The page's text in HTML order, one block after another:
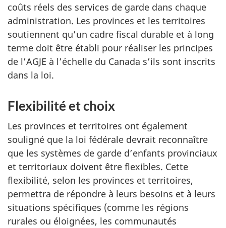
coûts réels des services de garde dans chaque
administration. Les provinces et les territoires
soutiennent qu’un cadre fiscal durable et à long
terme doit être établi pour réaliser les principes
de l’AGJE à l’échelle du Canada s’ils sont inscrits
dans la loi.
Flexibilité et choix
Les provinces et territoires ont également
souligné que la loi fédérale devrait reconnaître
que les systèmes de garde d’enfants provinciaux
et territoriaux doivent être flexibles. Cette
flexibilité, selon les provinces et territoires,
permettra de répondre à leurs besoins et à leurs
situations spécifiques (comme les régions
rurales ou éloignées, les communautés